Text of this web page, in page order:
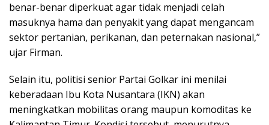
benar-benar diperkuat agar tidak menjadi celah
masuknya hama dan penyakit yang dapat mengancam
sektor pertanian, perikanan, dan peternakan nasional,”
ujar Firman.
Selain itu, politisi senior Partai Golkar ini menilai
keberadaan Ibu Kota Nusantara (IKN) akan
meningkatkan mobilitas orang maupun komoditas ke